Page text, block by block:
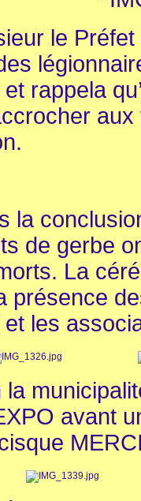
le
rappela
la
de gerbe
La
présence
et les
la
avant